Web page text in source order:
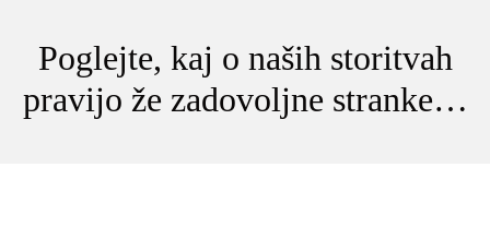
Poglejte, kaj o naših storitvah
pravijo že zadovoljne stranke…​